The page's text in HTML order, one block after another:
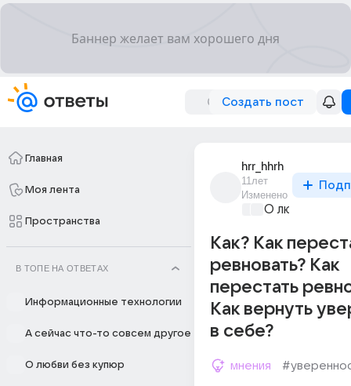
Создать пост
Главная
Моя лента
Пространства
В ТОПЕ НА ОТВЕТАХ
Информационные технологии
А сейчас что-то совсем другое
О любви без купюр
hrr_hhrh
11лет
Изменено
О любви без
Как? Как
ревновать? Как
перестать
Как вернуть
в себе?
мнения